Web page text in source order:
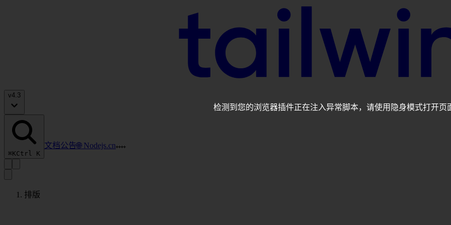
v4.3
⌘KCtrl K
文档公告🌐 Nodejs.cn
排版
检测到您的浏览器插件正在注入异常脚本，请使用隐身模式打开页